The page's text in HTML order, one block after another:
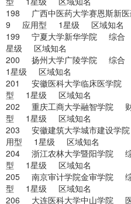
198 广西中医药大学赛恩斯
9 应用型 1星级 区域知名
199 宁夏大学新华学院
星级 区域知名
200 扬州大学广陵学院
1星级 区域知名
201 安徽医科大学临床医
型 1星级 区域知名
202 重庆工商大学融智学
型 1星级 区域知名
203 安徽建筑大学城市建
用型 1星级 区域知名
204 浙江农林大学暨阳学
型 1星级 区域知名
205 南京审计学院金审学
型 1星级 区域知名
206 大连医科大学中山学